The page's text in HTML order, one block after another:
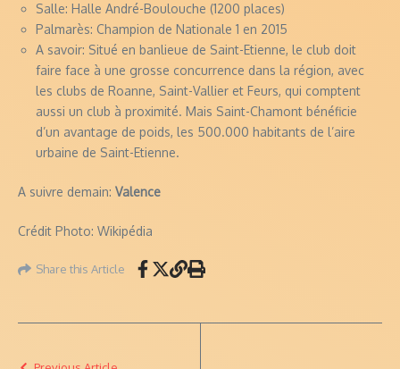
Salle: Halle André-Boulouche (1200 places)
Palmarès: Champion de Nationale 1 en 2015
A savoir: Situé en banlieue de Saint-Etienne, le club doit
faire face à une grosse concurrence dans la région, avec
les clubs de Roanne, Saint-Vallier et Feurs, qui comptent
aussi un club à proximité. Mais Saint-Chamont bénéficie
d’un avantage de poids, les 500.000 habitants de l’aire
urbaine de Saint-Etienne.
A suivre demain: Valence
Crédit Photo: Wikipédia
Share this Article